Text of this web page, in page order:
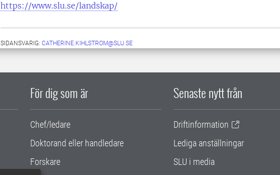
https://www.slu.se/landskap/
SIDANSVARIG: CATHERINE.KIHLSTROM@SLU.SE
För dig som är
Chef/ledare
Doktorand eller handledare
Forskare
Senaste nytt från
Driftinformation
Lediga anställningar
SLU i media